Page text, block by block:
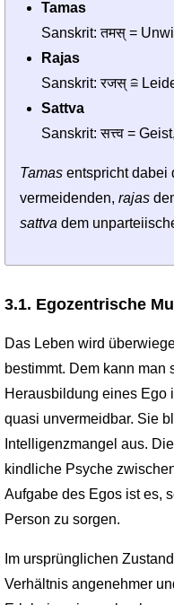
Tamas
Sanskrit: तमस् =
Rajas
Sanskrit: रजस् ≘
Sattva
Sanskrit: सत्त्व =
Tamasentspricht dabei
vermeidenden, rajas
sattva dem
3.1. Egozentrische
Das Leben wird
bestimmt. Dem kann
Herausbildung eines Ego
quasi unvermeidbar. Sie
Intelligenz­mangel aus.
kindliche Psyche
Aufgabe des Egos ist es,
Person zu sorgen.
Im ursprünglichen
Verhältnis angenehmer